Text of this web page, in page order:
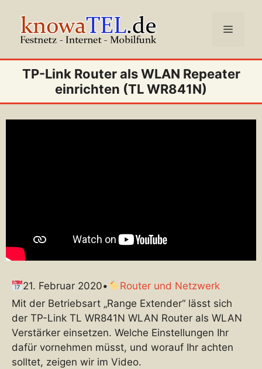
Inhalt
springen
Menü
TP-Link Router als WLAN Repeater
einrichten (TL WR841N)
21. Februar 2020•
Router und Netzwerk
Mit der Betriebsart „Range Extender“ lässt sich
der TP-Link TL WR841N WLAN Router als WLAN
Verstärker einsetzen. Welche Einstellungen Ihr
dafür vornehmen müsst, und worauf Ihr achten
solltet, zeigen wir im Video.